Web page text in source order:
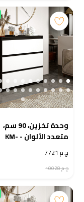
وحدة تخزين، 90 سم،
متعدد الألوان - KM-
EG38-175ج.م 7721
ج.م 10028